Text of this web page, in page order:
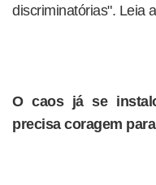
discriminatórias". Leia
O caos já se
precisa coragem